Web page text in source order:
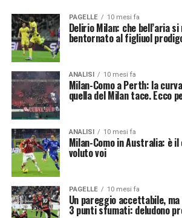
PAGELLE 10 mesi fa
Delirio Milan: che bell’aria
bentornato al figliuol
ANALISI 10 mesi fa
Milan-Como a Perth: la
quella del Milan tace. Ecco
ANALISI 10 mesi fa
Milan-Como in Australia: è
voluto voi
PAGELLE 10 mesi fa
Un pareggio accettabile,
3 punti sfumati: deludono